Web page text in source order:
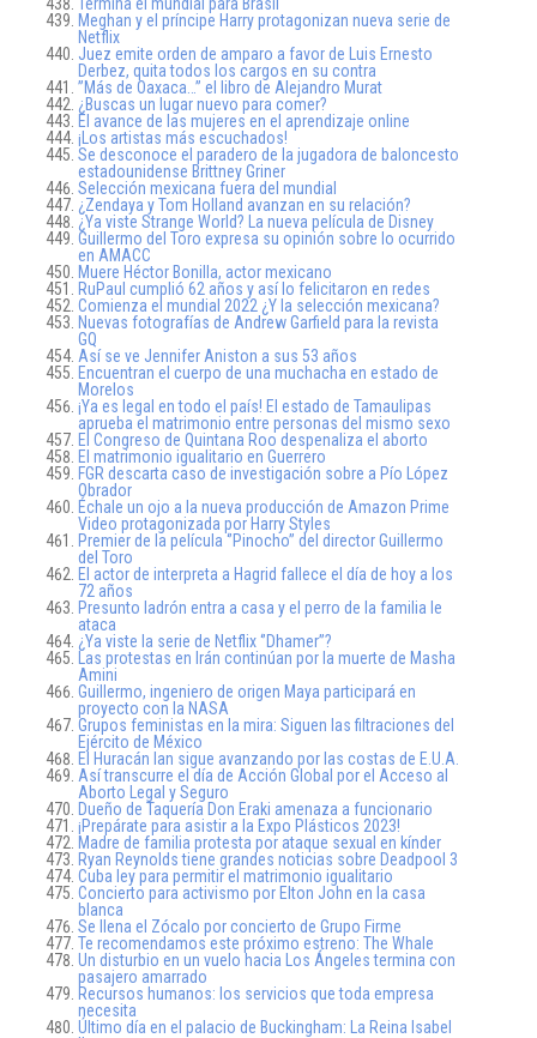
Meghan y el príncipe Harry protagonizan nueva serie de
Netflix
Juez emite orden de amparo a favor de Luis Ernesto
Derbez, quita todos los cargos en su contra
”Más de Oaxaca…” el libro de Alejandro Murat
¿Buscas un lugar nuevo para comer?
El avance de las mujeres en el aprendizaje online
¡Los artistas más escuchados!
Se desconoce el paradero de la jugadora de baloncesto
estadounidense Brittney Griner
Selección mexicana fuera del mundial
¿Zendaya y Tom Holland avanzan en su relación?
¿Ya viste Strange World? La nueva película de Disney
Guillermo del Toro expresa su opinión sobre lo ocurrido
en AMACC
Muere Héctor Bonilla, actor mexicano
RuPaul cumplió 62 años y así lo felicitaron en redes
Comienza el mundial 2022 ¿Y la selección mexicana?
Nuevas fotografías de Andrew Garfield para la revista
GQ
Así se ve Jennifer Aniston a sus 53 años
Encuentran el cuerpo de una muchacha en estado de
Morelos
¡Ya es legal en todo el país! El estado de Tamaulipas
aprueba el matrimonio entre personas del mismo sexo
El Congreso de Quintana Roo despenaliza el aborto
El matrimonio igualitario en Guerrero
FGR descarta caso de investigación sobre a Pío López
Obrador
Échale un ojo a la nueva producción de Amazon Prime
Video protagonizada por Harry Styles
Premier de la película ‘’Pinocho’’ del director Guillermo
del Toro
El actor de interpreta a Hagrid fallece el día de hoy a los
72 años
Presunto ladrón entra a casa y el perro de la familia le
ataca
¿Ya viste la serie de Netflix ‘’Dhamer’’?
Las protestas en Irán continúan por la muerte de Masha
Amini
Guillermo, ingeniero de origen Maya participará en
proyecto con la NASA
Grupos feministas en la mira: Siguen las filtraciones del
Ejército de México
El Huracán Ian sigue avanzando por las costas de E.U.A.
Así transcurre el día de Acción Global por el Acceso al
Aborto Legal y Seguro
Dueño de Taquería Don Eraki amenaza a funcionario
¡Prepárate para asistir a la Expo Plásticos 2023!
Madre de familia protesta por ataque sexual en kínder
Ryan Reynolds tiene grandes noticias sobre Deadpool 3
Cuba ley para permitir el matrimonio igualitario
Concierto para activismo por Elton John en la casa
blanca
Se llena el Zócalo por concierto de Grupo Firme
Te recomendamos este próximo estreno: The Whale
Un disturbio en un vuelo hacia Los Ángeles termina con
pasajero amarrado
Recursos humanos: los servicios que toda empresa
necesita
Último día en el palacio de Buckingham: La Reina Isabel